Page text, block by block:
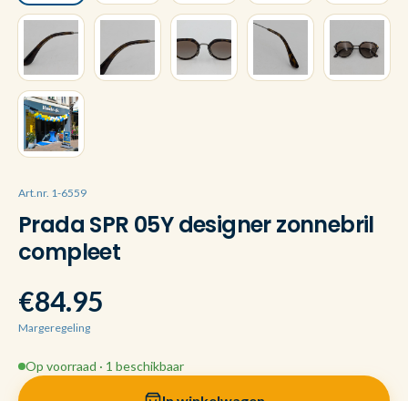
Art.nr. 1-6559
Prada SPR 05Y designer zonnebril
compleet
€84.95
Margeregeling
Op voorraad · 1 beschikbaar